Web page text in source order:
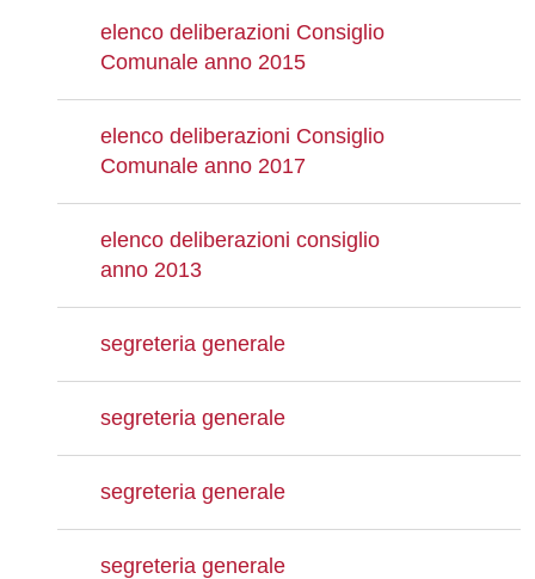
elenco deliberazioni Consiglio
Comunale anno 2015
elenco deliberazioni Consiglio
Comunale anno 2017
elenco deliberazioni consiglio
anno 2013
segreteria generale
segreteria generale
segreteria generale
segreteria generale